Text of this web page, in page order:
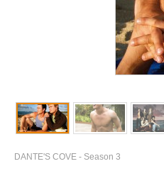
DANTE'S COVE - Season 3